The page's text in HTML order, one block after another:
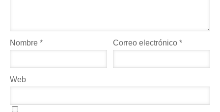
Nombre * Correo electrónico*
Web